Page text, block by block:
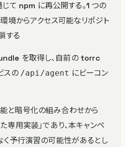
て npm に再公開する。1 つの
境からアクセス可能なリポジト
する
を取得し、自前の torrc
スの /api/agent にビーコン
と暗号化の組み合わせから
専用実装」であり、本キャンペ
く予行演習の可能性があるとし